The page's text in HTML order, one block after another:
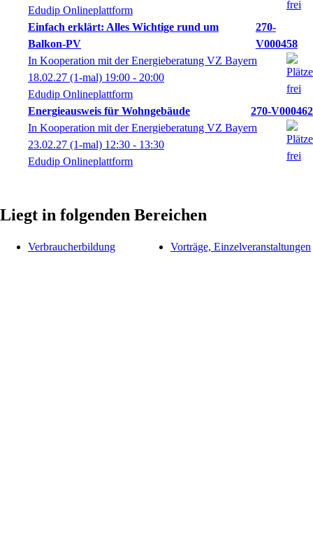
Edudip Onlineplattform
Einfach erklärt: Alles Wichtige rund um
Balkon-PV
270-
V000458
In Kooperation mit der Energieberatung VZ Bayern
18.02.27 (1-mal) 19:00 - 20:00
Edudip Onlineplattform
Energieausweis für Wohngebäude
270-V000462
In Kooperation mit der Energieberatung VZ Bayern
23.02.27 (1-mal) 12:30 - 13:30
Edudip Onlineplattform
Liegt in folgenden Bereichen
Verbraucherbildung Vorträge, Einzelveranstaltungen